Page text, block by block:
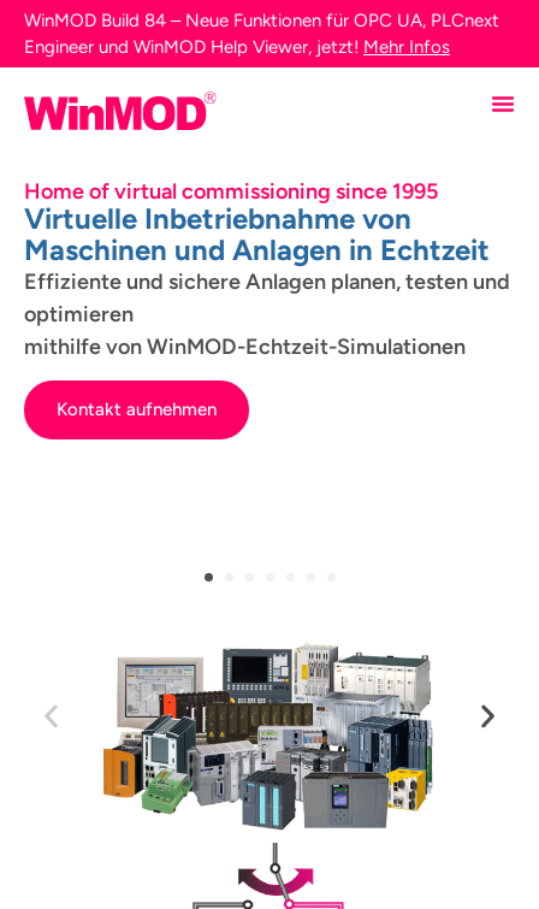
WinMOD Build 84 – Neue Funktionen für OPC UA, PLCnext
Engineer und WinMOD Help Viewer, jetzt! Mehr Infos
Home of virtual commissioning since 1995
Virtuelle Inbetriebnahme von
Maschinen und Anlagen in Echtzeit
Effiziente und sichere Anlagen planen, testen und
optimieren
mithilfe von WinMOD-Echtzeit-Simulationen
Kontakt aufnehmen